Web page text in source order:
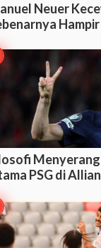
Neuer
PSG di